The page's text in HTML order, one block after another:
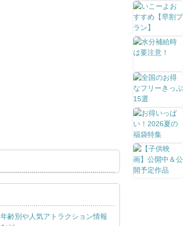
年齢別や人気アトラクション情報